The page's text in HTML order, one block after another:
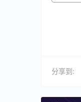
分享到: